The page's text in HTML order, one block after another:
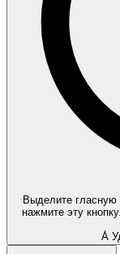
Выделите гласную
нажмите эту
А́